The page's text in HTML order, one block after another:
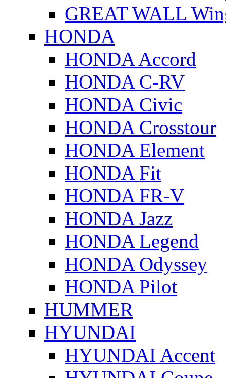
GREAT WALL
HONDA
HONDA Accord
HONDA C-RV
HONDA Civic
HONDA Crosstour
HONDA Element
HONDA Fit
HONDA FR-V
HONDA Jazz
HONDA Legend
HONDA Odyssey
HONDA Pilot
HUMMER
HYUNDAI
HYUNDAI Accent